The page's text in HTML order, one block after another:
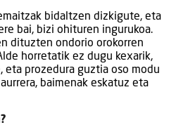
bidaltzen dizkigute, eta
bai, bizi ohituren ingurukoa.
dituzten ondorio orokorren
horretatik ez dugu kexarik,
eta prozedura guztia oso modu
baimenak eskatuz eta